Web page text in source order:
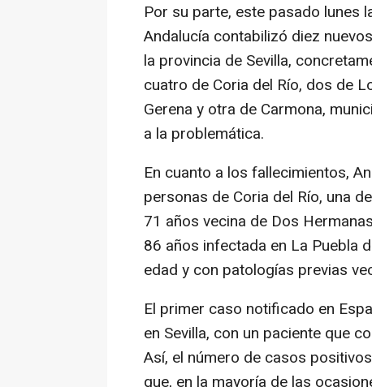
Por su parte, este pasado lunes
Andalucía contabilizó diez
la provincia de Sevilla,
cuatro de Coria del Río, dos de
Gerena y otra de Carmona,
a la problemática.
En cuanto a los fallecimientos,
personas de Coria del Río, una
71 años vecina de Dos
86 años infectada en La Puebla
edad y con patologías previas
El primer caso notificado en
en Sevilla, con un paciente que
Así, el número de casos
que, en la mayoría de las